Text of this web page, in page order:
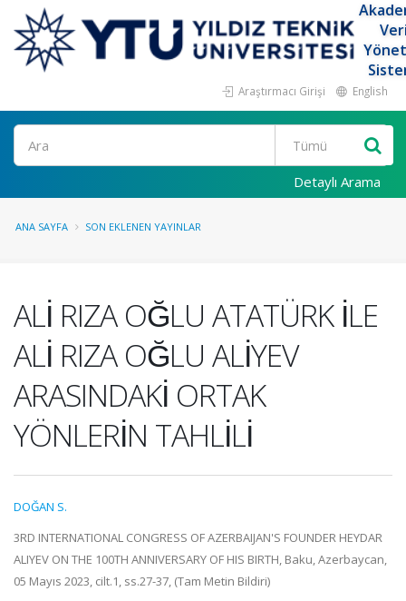
Araştırmacı Girişi English
Ara
Detaylı Arama
ANA SAYFA SON EKLENEN YAYINLAR
ALİ RIZA OĞLU ATATÜRK İLE
ALİ RIZA OĞLU ALİYEV
ARASINDAKİ ORTAK
YÖNLERİN TAHLİLİ
DOĞAN S.
3RD INTERNATIONAL CONGRESS OF AZERBAIJAN'S FOUNDER HEYDAR
ALIYEV ON THE 100TH ANNIVERSARY OF HIS BIRTH, Baku, Azerbaycan,
05 Mayıs 2023, cilt.1, ss.27-37, (Tam Metin Bildiri)